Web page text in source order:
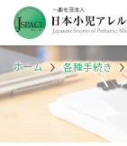
ホーム 各種手続き